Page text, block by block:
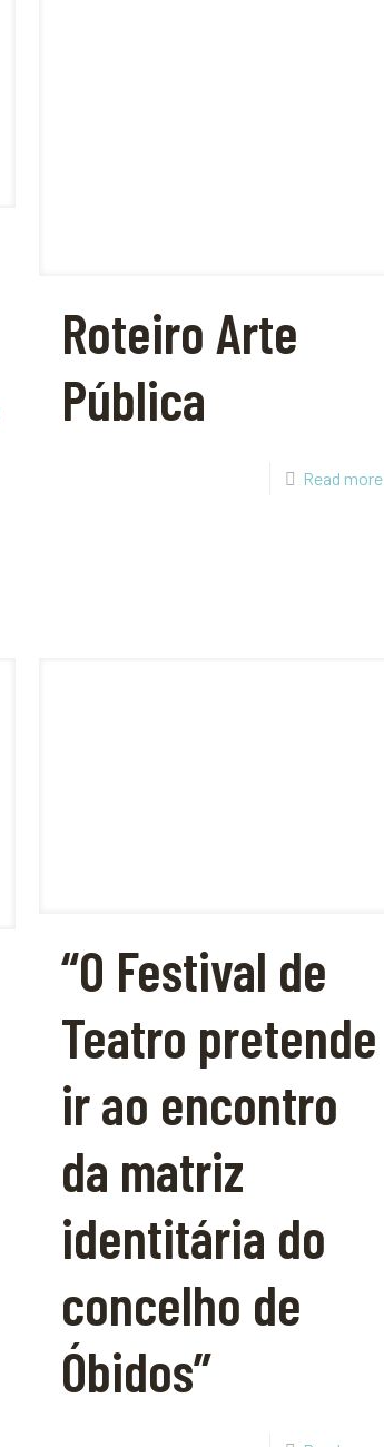
Roteiro Arte
Pública
Read more
“O Festival de
Teatro pretende
ir ao encontro
da matriz
identitária do
concelho de
Óbidos”